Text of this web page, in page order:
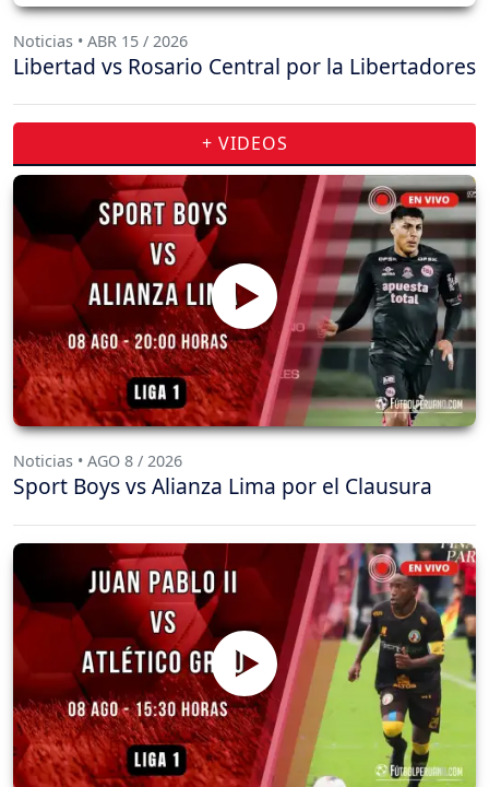
Noticias • ABR 15 / 2026
Libertad vs Rosario Central por la Libertadores
+ VIDEOS
Noticias • AGO 8 / 2026
Sport Boys vs Alianza Lima por el Clausura